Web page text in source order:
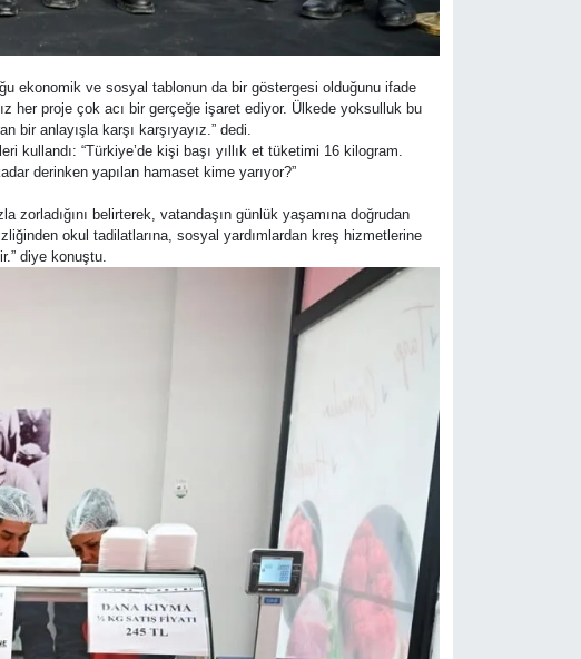
ekonomik ve sosyal tablonun da bir göstergesi olduğunu ifade
her proje çok acı bir gerçeğe işaret ediyor. Ülkede yoksulluk bu
bir anlayışla karşı karşıyayız.” dedi.
kullandı: “Türkiye’de kişi başı yıllık et tüketimi 16 kilogram.
derinken yapılan hamaset kime yarıyor?”
belirterek, vatandaşın günlük yaşamına doğrudan
okul tadilatlarına, sosyal yardımlardan kreş hizmetlerine
diye konuştu.